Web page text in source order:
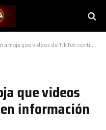
videos de TikTok contienen información engañosa
que videos
información